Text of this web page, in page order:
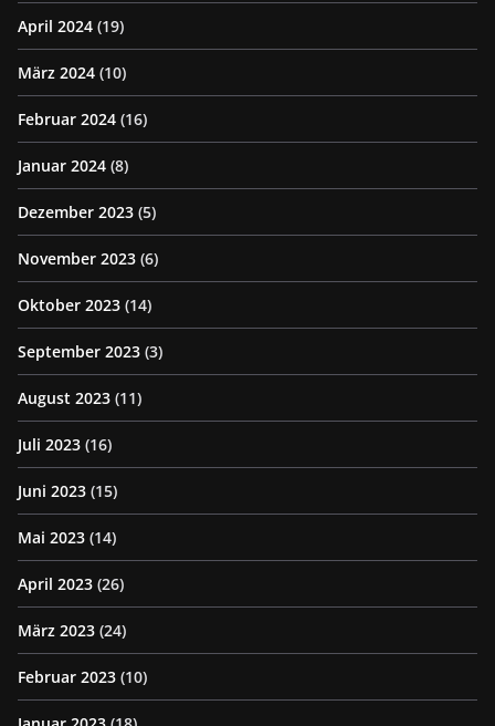
April 2024 (19)
März 2024 (10)
Februar 2024 (16)
Januar 2024 (8)
Dezember 2023 (5)
November 2023 (6)
Oktober 2023 (14)
September 2023 (3)
August 2023 (11)
Juli 2023 (16)
Juni 2023 (15)
Mai 2023 (14)
April 2023 (26)
März 2023 (24)
Februar 2023 (10)